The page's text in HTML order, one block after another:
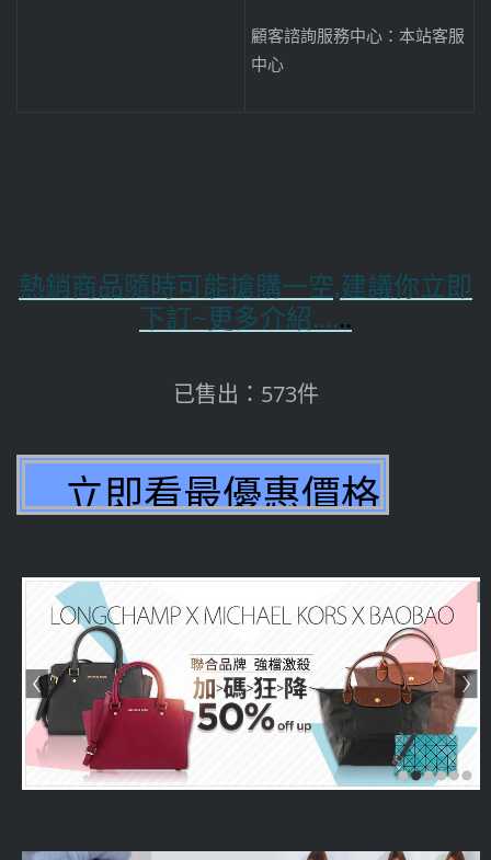
顧客諮詢服務中心：本站客服
中心
熱銷商品隨時可能搶購一空,建議你立即
下訂~更多介紹......
已售出：573件